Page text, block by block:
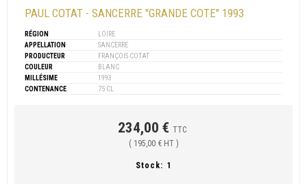
PAUL COTAT - SANCERRE "GRANDE COTE" 1993
RÉGION
LOIRE
APPELLATION
SANCERRE
PRODUCTEUR
FRANÇOIS COTAT
COULEUR
BLANC
MILLÉSIME
1993
CONTENANCE
75 CL
234,00 € TTC
( 195,00 € HT )
Stock: 1